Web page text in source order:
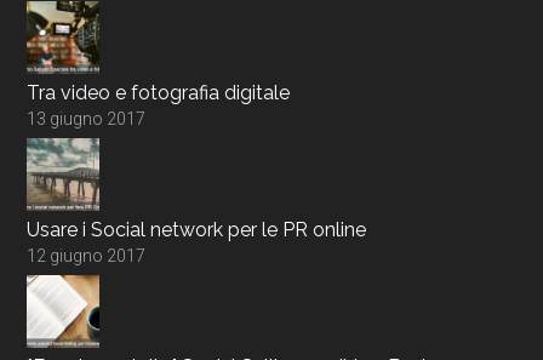
Tra video e fotografia digitale
13 giugno 2017
Usare i Social network per le PR online
12 giugno 2017